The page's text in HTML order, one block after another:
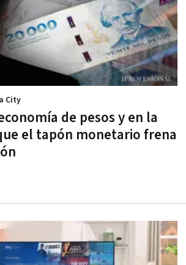
de pesos y en la
el tapón monetario frena
City